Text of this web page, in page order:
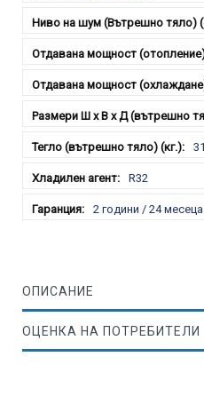
31
R32
2 години / 24 месеца
ОПИСАНИЕ
ОЦЕНКА НА ПОТРЕБИТЕЛИ